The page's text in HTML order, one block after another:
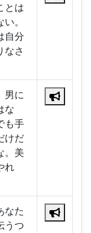
とは
。
自分
なさ
男に
な
も手
けだ
。美
れ
なた
うつ